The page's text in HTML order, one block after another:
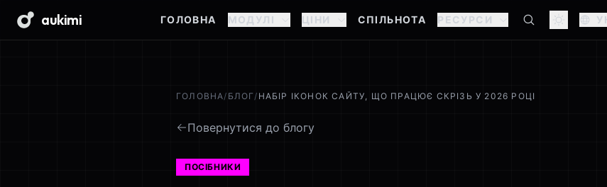
aukimi ГОЛОВНА МОДУЛІ ЦІНИ СПІЛЬНОТА РЕСУРСИ
ГОЛОВНА/ БЛОГ/ НАБІР ІКОНОК САЙТУ, ЩО ПРАЦЮЄ СКРІЗЬ У 2026 РОЦІ
Повернутися до блогу
ПОСІБНИКИ